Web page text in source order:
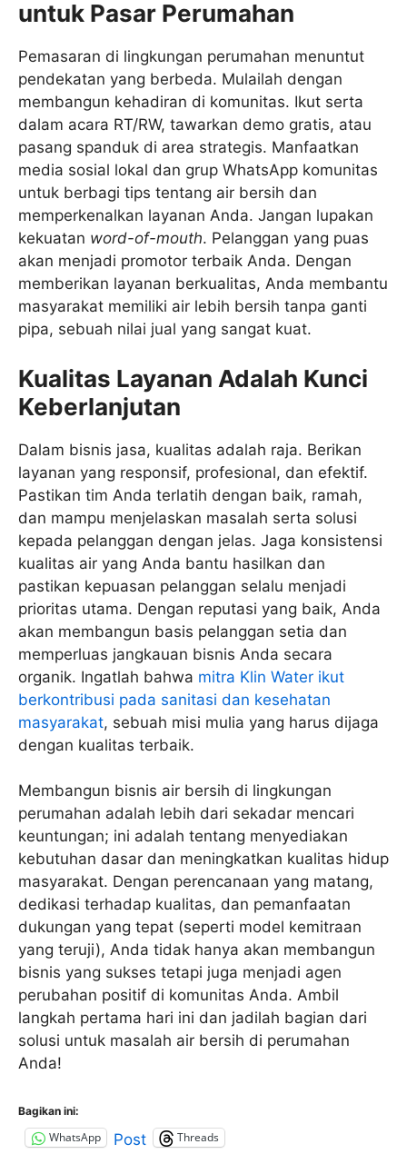
untuk Pasar Perumahan
Pemasaran di lingkungan perumahan menuntut
pendekatan yang berbeda. Mulailah dengan
membangun kehadiran di komunitas. Ikut serta
dalam acara RT/RW, tawarkan demo gratis, atau
pasang spanduk di area strategis. Manfaatkan
media sosial lokal dan grup WhatsApp komunitas
untuk berbagi tips tentang air bersih dan
memperkenalkan layanan Anda. Jangan lupakan
kekuatan word-of-mouth. Pelanggan yang puas
akan menjadi promotor terbaik Anda. Dengan
memberikan layanan berkualitas, Anda membantu
masyarakat memiliki air lebih bersih tanpa ganti
pipa, sebuah nilai jual yang sangat kuat.
Kualitas Layanan Adalah Kunci
Keberlanjutan
Dalam bisnis jasa, kualitas adalah raja. Berikan
layanan yang responsif, profesional, dan efektif.
Pastikan tim Anda terlatih dengan baik, ramah,
dan mampu menjelaskan masalah serta solusi
kepada pelanggan dengan jelas. Jaga konsistensi
kualitas air yang Anda bantu hasilkan dan
pastikan kepuasan pelanggan selalu menjadi
prioritas utama. Dengan reputasi yang baik, Anda
akan membangun basis pelanggan setia dan
memperluas jangkauan bisnis Anda secara
organik. Ingatlah bahwa mitra Klin Water ikut
berkontribusi pada sanitasi dan kesehatan
masyarakat, sebuah misi mulia yang harus dijaga
dengan kualitas terbaik.
Membangun bisnis air bersih di lingkungan
perumahan adalah lebih dari sekadar mencari
keuntungan; ini adalah tentang menyediakan
kebutuhan dasar dan meningkatkan kualitas hidup
masyarakat. Dengan perencanaan yang matang,
dedikasi terhadap kualitas, dan pemanfaatan
dukungan yang tepat (seperti model kemitraan
yang teruji), Anda tidak hanya akan membangun
bisnis yang sukses tetapi juga menjadi agen
perubahan positif di komunitas Anda. Ambil
langkah pertama hari ini dan jadilah bagian dari
solusi untuk masalah air bersih di perumahan
Anda!
Bagikan ini:
WhatsApp Post Threads